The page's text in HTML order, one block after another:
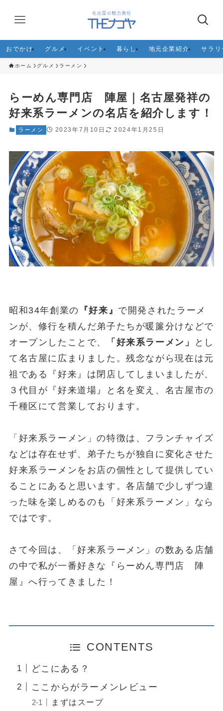
おでかけ グルメ イベント 暮らし 地元企業紹介 サラリ
ホーム グルメ ラーメン
らーめん専門店 陣屋｜名古屋発祥の
好来系ラーメンの名店を紹介します！
ラーメン 2023年7月10日 2024年1月25日
昭和34年創業の 『好来』 で開発されたラーメ
ンが、修行を積んだ弟子たちが暖簾分けなどで
オープンしたことで、
「好来系ラーメン」
とし
て名古屋に広まりました。残念ながら現在は元
祖である『好来』は閉店してしまいましたが、
３代目が『好来道場』と名を変え、名古屋市の
千種区にて営業しております。
「好来系ラーメン」の特徴は、フランチャイズ
などは存在せず、弟子たちが独自に変化させた
好来系ラーメンをお店の個性として提供してい
ることにあると思います。各店舗で少しずつ違
った味を楽しめるのも「好来系ラーメン」なら
ではです。
さて今回は、「好来系ラーメン」の数ある店舗
の中で私が一番好きな『らーめん専門店 陣
屋』へ行ってきました！
CONTENTS
どこにある？
ここからがラーメンレビュー
まずはスープ